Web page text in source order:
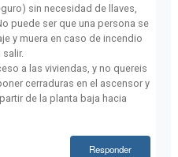
sin necesidad de llaves,
puede ser que una persona se
y muera en caso de incendio
a las viviendas, y no quereis
cerraduras en el ascensor y
de la planta baja hacia
Responder